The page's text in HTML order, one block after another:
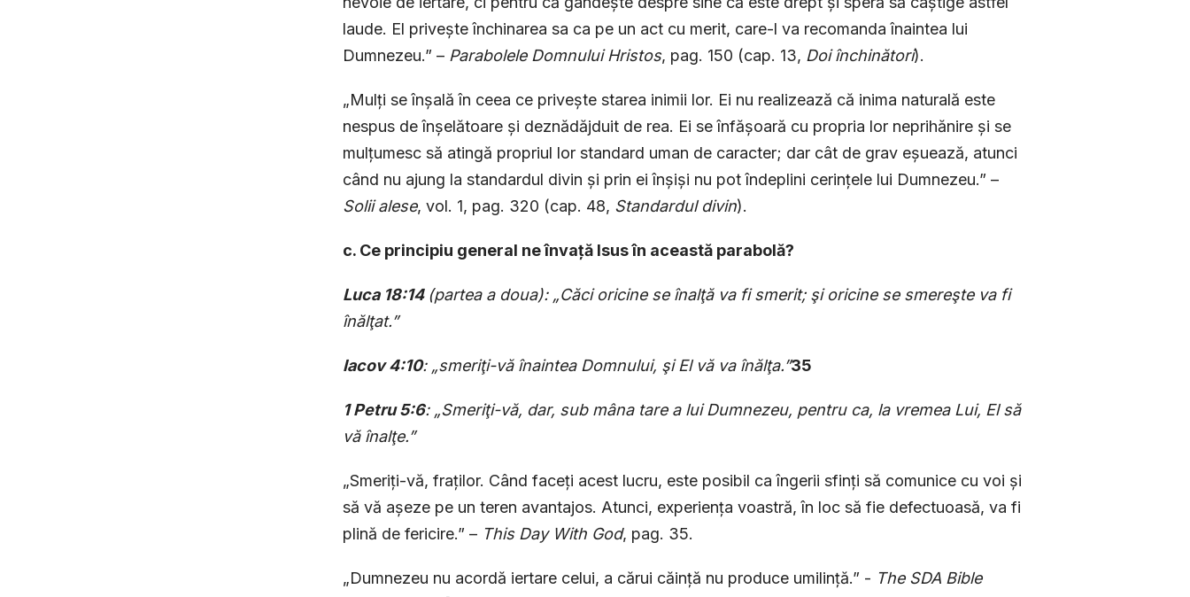
laude. El privește închinarea sa ca pe un act cu merit, care-l va recomanda înaintea lui
Dumnezeu.” – Parabolele Domnului Hristos, pag. 150 (cap. 13, Doi închinători).
„Mulți se înșală în ceea ce privește starea inimii lor. Ei nu realizează că inima naturală este
nespus de înșelătoare și deznădăjduit de rea. Ei se înfășoară cu propria lor neprihănire și se
mulțumesc să atingă propriul lor standard uman de caracter; dar cât de grav eșuează, atunci
când nu ajung la standardul divin și prin ei înșiși nu pot îndeplini cerințele lui Dumnezeu.” –
Solii alese, vol. 1, pag. 320 (cap. 48, Standardul divin).
c. Ce principiu general ne învață Isus în această parabolă?
Luca 18:14 (partea a doua): „Căci oricine se înalţă va fi smerit; şi oricine se smereşte va fi
înălţat.”
Iacov 4:10: „smeriţi-vă înaintea Domnului, şi El vă va înălţa.”35
1 Petru 5:6: „Smeriţi-vă, dar, sub mâna tare a lui Dumnezeu, pentru ca, la vremea Lui, El să
vă înalţe.”
„Smeriți-vă, fraților. Când faceți acest lucru, este posibil ca îngerii sfinți să co­munice cu voi și
să vă așeze pe un teren avantajos. Atunci, experiența voastră, în loc să fie defectuoasă, va fi
plină de fericire.” – This Day With God, pag. 35.
„Dumnezeu nu acordă iertare celui, a cărui căință nu produce umilință.” - The SDA Bible